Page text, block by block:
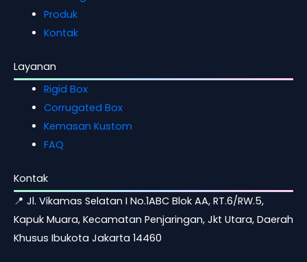
Produk
Kontak
Layanan
Rigid Box
Corrugated Box
Kemasan Kustom
FAQ
Kontak
📍 Jl. Vikamas Selatan I No.1ABC Blok AA, RT.6/RW.5,
Kapuk Muara, Kecamatan Penjaringan, Jkt Utara, Daerah
Khusus Ibukota Jakarta 14460